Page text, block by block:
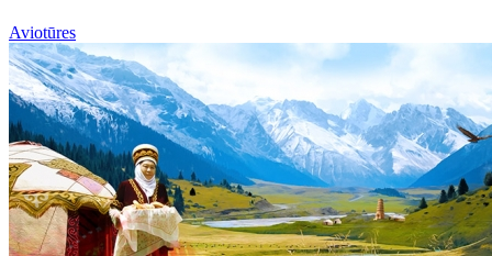
Aviotūres